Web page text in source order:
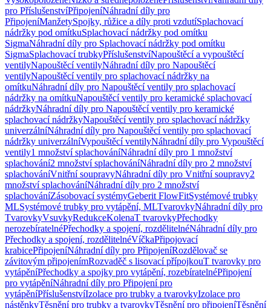
pro PříslušenstvíPřipojeníNáhradní díly pro
PřipojeníManžetySpojky, růžice a díly proti vzdutíSplachovací
nádržky pod omítkuSplachovací nádržky pod omítku
SigmaNáhradní díly pro Splachovací nádržky pod omítku
SigmaSplachovací trubkyPříslušenstvíNapouštěcí a vypouštěcí
ventilyNapouštěcí ventilyNáhradní díly pro Napouštěcí
ventilyNapouštěcí ventily pro splachovací nádržky na
omítkuNáhradní díly pro Napouštěcí ventily pro splachovací
nádržky na omítkuNapouštěcí ventily pro keramické splachovací
nádržkyNáhradní díly pro Napouštěcí ventily pro keramické
splachovací nádržkyNapouštěcí ventily pro splachovací nádržky
univerzálníNáhradní díly pro Napouštěcí ventily pro splachovací
nádržky univerzálníVypouštěcí ventilyNáhradní díly pro Vypouštěcí
ventily1 množství splachováníNáhradní díly pro 1 množství
splachování2 množství splachováníNáhradní díly pro 2 množství
splachováníVnitřní soupravyNáhradní díly pro Vnitřní soupravy2
množství splachováníNáhradní díly pro 2 množství
splachováníZásobovací systémyGeberit FlowFitSystémové trubky
MLSystémové trubky pro vytápění, MLTvarovkyNáhradní díly pro
TvarovkyVsuvkyRedukceKolenaT tvarovkyPřechodky
nerozebíratelnéPřechodky a spojení, rozdělitelnéNáhradní díly pro
Přechodky a spojení, rozdělitelnéVíčkaPřipojovací
krabicePřipojeníNáhradní díly pro PřipojeníRozdělovač se
závitovým připojenímRozvaděč s lisovací přípojkouT tvarovky pro
vytápěníPřechodky a spojky pro vytápění, rozebíratelnéPřipojení
pro vytápěníNáhradní díly pro Připojení pro
vytápěníPříslušenstvíIzolace pro trubky a tvarovkyIzolace pro
nástěnkyTěsnění pro trubky a tvarovkyTěsnění pro připojeníTěsnění